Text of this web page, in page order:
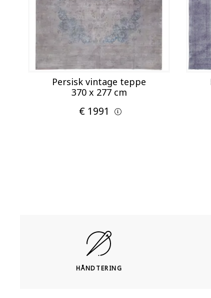
Persisk vintage teppe
370 x 277 cm
€ 1991
HÅNDTERING